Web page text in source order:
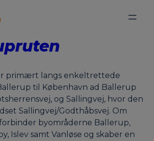
primært langs enkeltrettede
til København ad Ballerup
og Sallingvej, hvor den
Sallingvej/Godthåbsvej. Om
byområderne Ballerup,
Islev samt Vanløse og skaber en